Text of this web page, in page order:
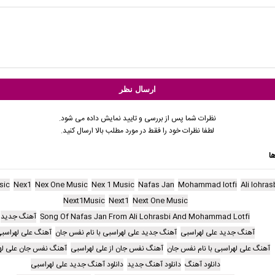
نظرات شما پس از بررسی و تایید نمایش داده می شود.
لطفا نظرات خود را فقط در مورد مطلب بالا ارسال کنید.
Ali
Mohammad lotfi
Nafas Jan
Nex 1 Music
Nex One Music
Nex1
Next One Music
Next1
Next1Music
Song Of Nafas Jan From Ali Lohrasbi And Mohammad Lotfi آهنگ جدید
آهنگ جدید علی لهراسبی آهنگ جدید علی لهراسبی با نام نفس جان آهنگ علی
آهنگ علی لهراسبی با نام نفس جان آهنگ نفس جان از علی لهراسبی آهنگ نفس جان علی
دانلود آهنگ دانلود آهنگ جدید دانلود آهنگ جدید علی لهراسبی